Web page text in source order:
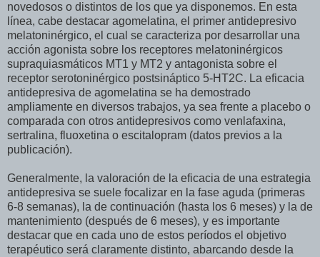
novedosos o distintos de los que ya disponemos. En esta
línea, cabe destacar agomelatina, el primer antidepresivo
melatoninérgico, el cual se caracteriza por desarrollar una
acción agonista sobre los receptores melatoninérgicos
supraquiasmáticos MT1 y MT2 y antagonista sobre el
receptor serotoninérgico postsináptico 5-HT2C. La eficacia
antidepresiva de agomelatina se ha demostrado
ampliamente en diversos trabajos, ya sea frente a placebo o
comparada con otros antidepresivos como venlafaxina,
sertralina, fluoxetina o escitalopram (datos previos a la
publicación).
Generalmente, la valoración de la eficacia de una estrategia
antidepresiva se suele focalizar en la fase aguda (primeras
6-8 semanas), la de continuación (hasta los 6 meses) y la de
mantenimiento (después de 6 meses), y es importante
destacar que en cada uno de estos períodos el objetivo
terapéutico será claramente distinto, abarcando desde la